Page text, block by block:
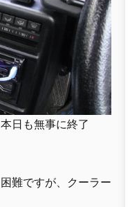
日も無事に終了
難ですが、クーラー